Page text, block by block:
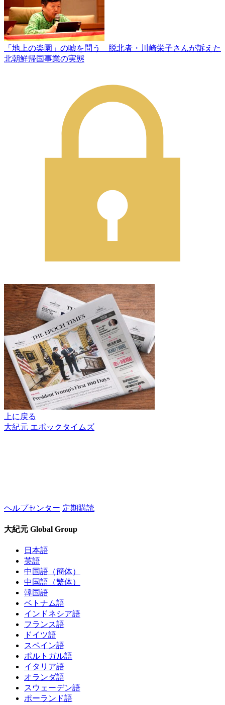
「地上の楽園」の嘘を問う 脱北者・川崎栄子さんが訴えた
北朝鮮帰国事業の実態
上に戻る
大紀元 エポックタイムズ
ヘルプセンター 定期購読
大紀元 Global Group
日本語
英語
中国語（簡体）
中国語（繁体）
韓国語
ベトナム語
インドネシア語
フランス語
ドイツ語
スペイン語
ポルトガル語
イタリア語
オランダ語
スウェーデン語
ポーランド語